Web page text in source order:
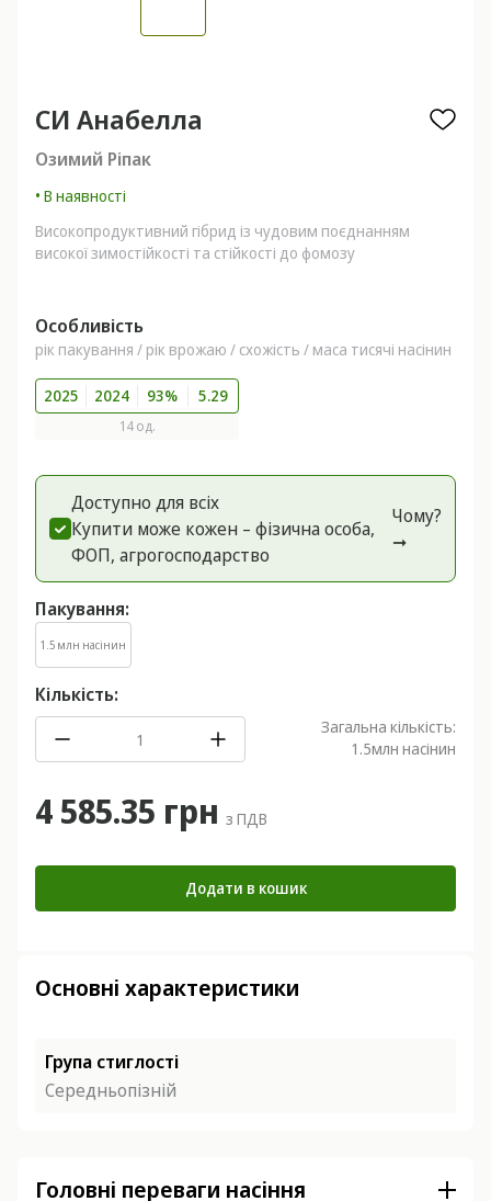
СИ Анабелла
Озимий Ріпак
• В наявності
Високопродуктивний гібрид із чудовим поєднанням
високої зимостійкості та стійкості до фомозу
Особливість
рік пакування / рік врожаю / схожість / маса тисячі насінин
2025 2024 93% 5.29
14 од.
Доступно для всіх
Купити може кожен – фізична особа,
ФОП, агрогоспoдарство
Чому?
➞
Пакування:
1.5 млн насінин
Кількість:
Загальна кількість:
1.5млн насінин
4 585.35 грн з ПДВ
Додати в кошик
Основні характеристики
Група стиглості
Середньопізній
Головні переваги насіння